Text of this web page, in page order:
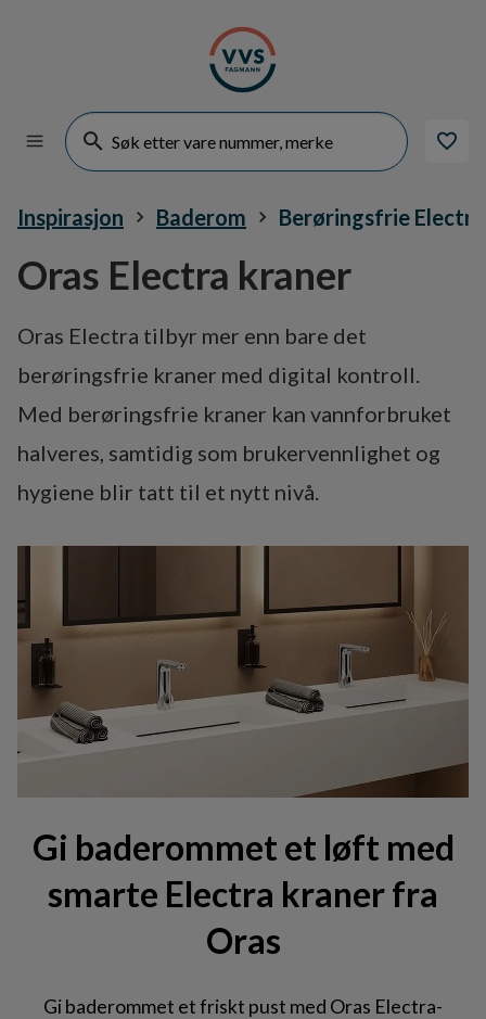
Inspirasjon Baderom Berøringsfrie
Oras Electra kraner
Oras Electra tilbyr mer enn bare det
berøringsfrie kraner med digital kontroll.
Med berøringsfrie kraner kan vannforbruket
halveres, samtidig som brukervennlighet og
hygiene blir tatt til et nytt nivå.
Gi baderommet et løft med
smarte Electra kraner fra
Oras
Gi baderommet et friskt pust med Oras Electra-